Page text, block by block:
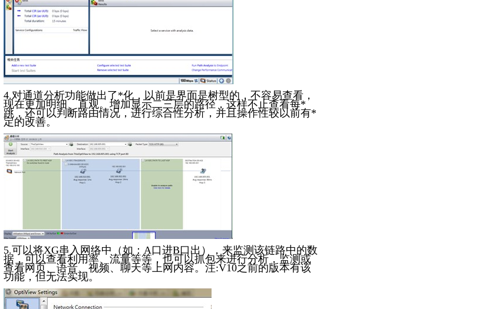
4.对通道分析功能做出了*化，以前是界面是树型的，不容易查看，
现在更加明细、直观。增加显示二三层的路径，这样不止查看每*
跳，还可以判断路由情况，进行综合性分析，并且操作性较以前有*
定的改善。
5.可以将XG串入网络中（如：A口进B口出），来监测该链路中的数
据，可以查看利用率、流量等等，也可以抓包来进行分析，监测或
查看网页、语音、视频、聊天等上网内容。注:V10之前的版本有该
功能，但无法实现。